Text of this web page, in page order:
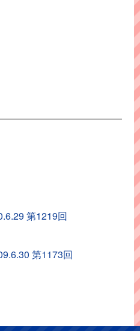
第1219回
第1173回